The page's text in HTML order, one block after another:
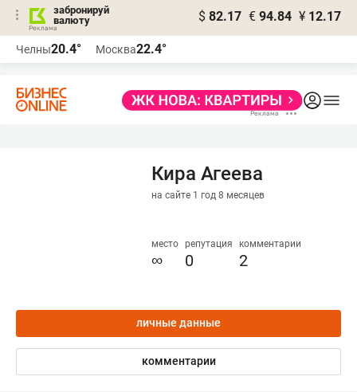
забронируй
валюту
$ 82.17 € 94.84 ¥ 12.17
Челны20.4° Москва22.4°
Кира Агеева
на сайте 1 год 8 месяцев
место
∞
репутация
0
комментарии
2
личные данные
комментарии